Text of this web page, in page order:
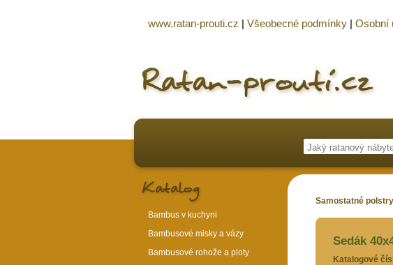
Samostatné
Sedák
Katalogové
Bambus v kuchyni
Bambusové misky a vázy
Bambusové rohože a ploty
www.ratan-prouti.cz | Všeobecné podmínky | Osobní